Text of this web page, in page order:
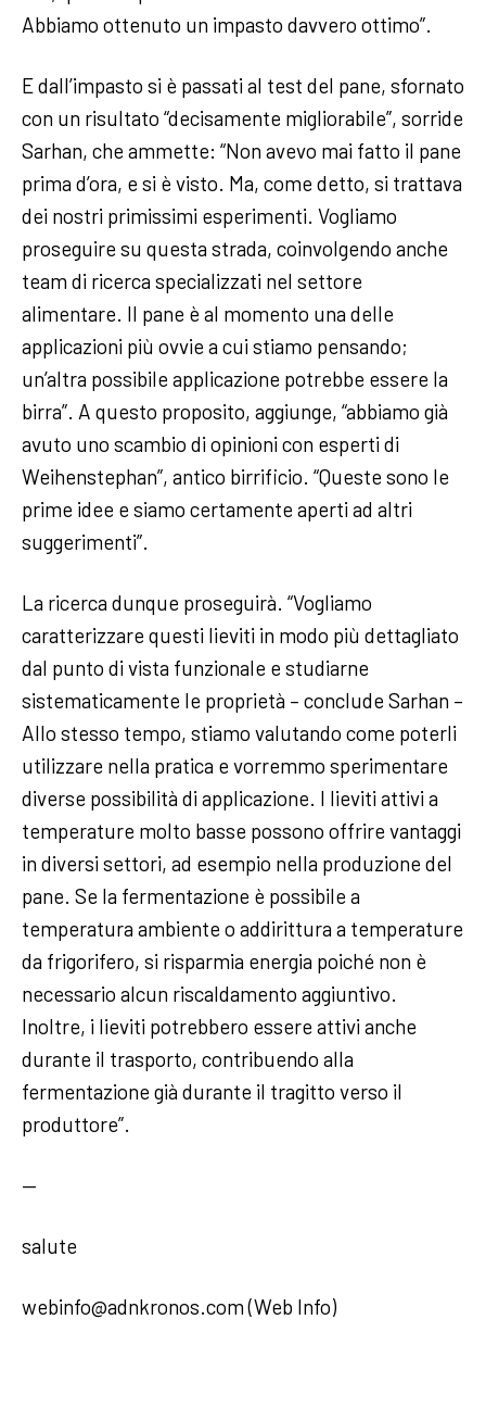
Abbiamo ottenuto un impasto davvero ottimo”.
E dall’impasto si è passati al test del pane, sfornato
con un risultato “decisamente migliorabile”, sorride
Sarhan, che ammette: “Non avevo mai fatto il pane
prima d’ora, e si è visto. Ma, come detto, si trattava
dei nostri primissimi esperimenti. Vogliamo
proseguire su questa strada, coinvolgendo anche
team di ricerca specializzati nel settore
alimentare. Il pane è al momento una delle
applicazioni più ovvie a cui stiamo pensando;
un’altra possibile applicazione potrebbe essere la
birra”. A questo proposito, aggiunge, “abbiamo già
avuto uno scambio di opinioni con esperti di
Weihenstephan”, antico birrificio. “Queste sono le
prime idee e siamo certamente aperti ad altri
suggerimenti”.
La ricerca dunque proseguirà. “Vogliamo
caratterizzare questi lieviti in modo più dettagliato
dal punto di vista funzionale e studiarne
sistematicamente le proprietà – conclude Sarhan –
Allo stesso tempo, stiamo valutando come poterli
utilizzare nella pratica e vorremmo sperimentare
diverse possibilità di applicazione. I lieviti attivi a
temperature molto basse possono offrire vantaggi
in diversi settori, ad esempio nella produzione del
pane. Se la fermentazione è possibile a
temperatura ambiente o addirittura a temperature
da frigorifero, si risparmia energia poiché non è
necessario alcun riscaldamento aggiuntivo.
Inoltre, i lieviti potrebbero essere attivi anche
durante il trasporto, contribuendo alla
fermentazione già durante il tragitto verso il
produttore”.
—
salute
webinfo@adnkronos.com (Web Info)